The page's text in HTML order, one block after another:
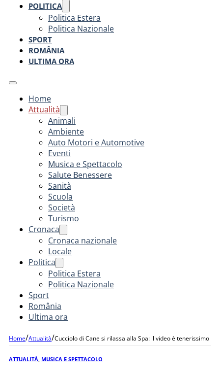
POLITICA
Politica Estera
Politica Nazionale
SPORT
ROMÂNIA
ULTIMA ORA
Home
Attualità
Animali
Ambiente
Auto Motori e Automotive
Eventi
Musica e Spettacolo
Salute Benessere
Sanità
Scuola
Società
Turismo
Cronaca
Cronaca nazionale
Locale
Politica
Politica Estera
Politica Nazionale
Sport
România
Ultima ora
Home/Attualità/Cucciolo di Cane si rilassa alla Spa: il video è tenerissimo
ATTUALITÀ MUSICA E SPETTACOLO